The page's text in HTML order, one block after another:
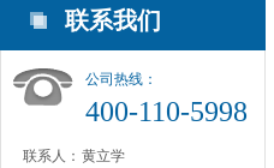
联系我们
公司热线：
400-110-5998
联系人： 黄立学